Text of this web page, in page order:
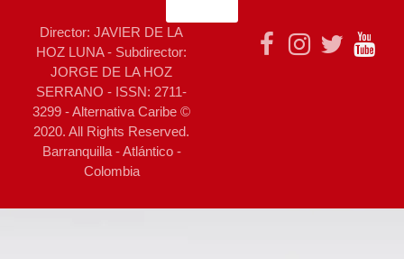
Director: JAVIER DE LA
HOZ LUNA - Subdirector:
JORGE DE LA HOZ
SERRANO - ISSN: 2711-
3299 - Alternativa Caribe ©
2020. All Rights Reserved.
Barranquilla - Atlántico -
Colombia